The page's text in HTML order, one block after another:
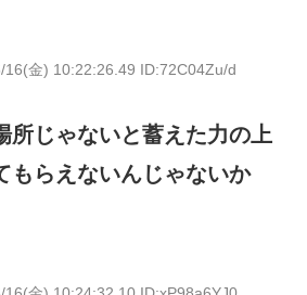
16(金) 10:22:26.49 ID:72C04Zu/d
所じゃないと蓄えた力の上
もらえないんじゃないか